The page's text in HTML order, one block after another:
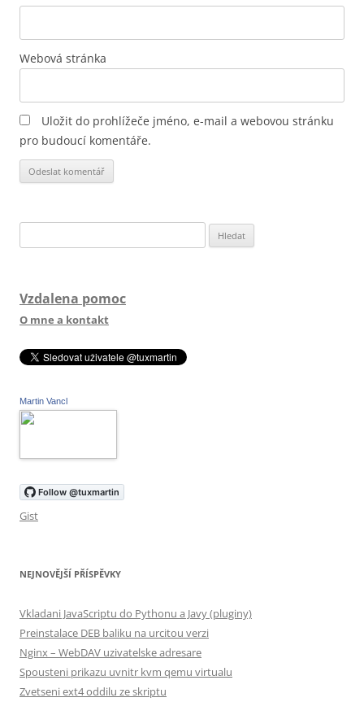
Webová stránka
Uložit do prohlížeče jméno, e-mail a webovou stránku
pro budoucí komentáře.
Vzdalena pomoc
O mne a kontakt
Martin Vancl
Gist
NEJNOVĚJŠÍ PŘÍSPĚVKY
Vkladani JavaScriptu do Pythonu a Javy (pluginy)
Preinstalace DEB baliku na urcitou verzi
Nginx – WebDAV uzivatelske adresare
Spousteni prikazu uvnitr kvm qemu virtualu
Zvetseni ext4 oddilu ze skriptu